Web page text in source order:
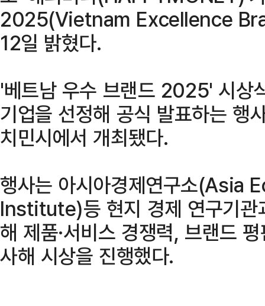
2025(Vietnam Excellence
12일 밝혔다.
'베트남 우수 브랜드 2025' 시상
기업을 선정해 공식 발표하는 행
치민시에서 개최됐다.
행사는 아시아경제연구소(Asia
Institute)등 현지 경제 연구기관
해 제품·서비스 경쟁력, 브랜드
사해 시상을 진행했다.